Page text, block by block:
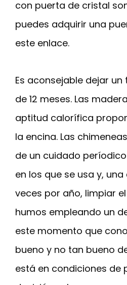
con puerta de cristal
puedes adquirir una
este enlace.
Es aconsejable dejar
de 12 meses. Las
aptitud calorífica
la encina. Las
de un cuidado
en los que se usa y,
veces por año, limpiar
humos empleando un
este momento que
bueno y no tan bueno
está en condiciones de